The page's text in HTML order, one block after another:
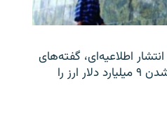
اطلاعیه‌ای، گفته‌های
یک نماینده مجلس درباره گم شدن ۹ میلیارد دلار ارز را